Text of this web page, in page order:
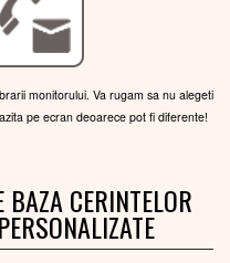
monitorului. Va rugam sa nu alegeti
pe ecran deoarece pot fi diferente!
CERINTELOR